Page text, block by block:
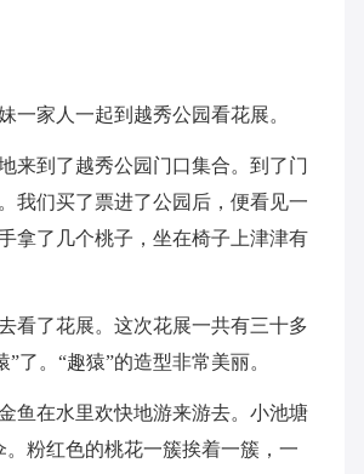
一家人一起到越秀公园看花展。
来到了越秀公园门口集合。到了门
我们买了票进了公园后，便看见一
拿了几个桃子，坐在椅子上津津有
看了花展。这次花展一共有三十多
了。“趣猿”的造型非常美丽。
鱼在水里欢快地游来游去。小池塘
粉红色的桃花一簇挨着一簇，一